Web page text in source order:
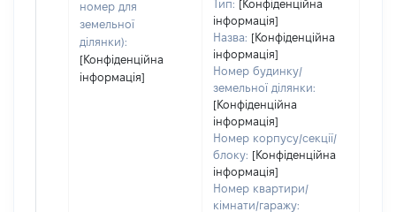
номер для
земельної
ділянки):
[Конфіденційна
інформація]
Тип: [Конфіденційна
інформація]
Назва: [Конфіденційна
інформація]
Номер будинку/
земельної ділянки:
[Конфіденційна
інформація]
Номер корпусу/секції/
блоку: [Конфіденційна
інформація]
Номер квартири/
кімнати/гаражу: